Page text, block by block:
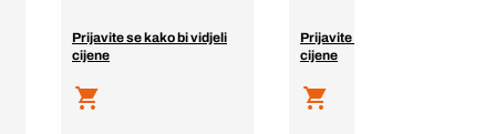
Prijavite se kako bi vidjeli
cijene
Prijavite se kako bi vidjeli
cijene